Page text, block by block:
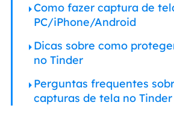
Como fazer captura de
PC/iPhone/Android
Dicas sobre como
no Tinder
Perguntas frequentes
capturas de tela no Tinder